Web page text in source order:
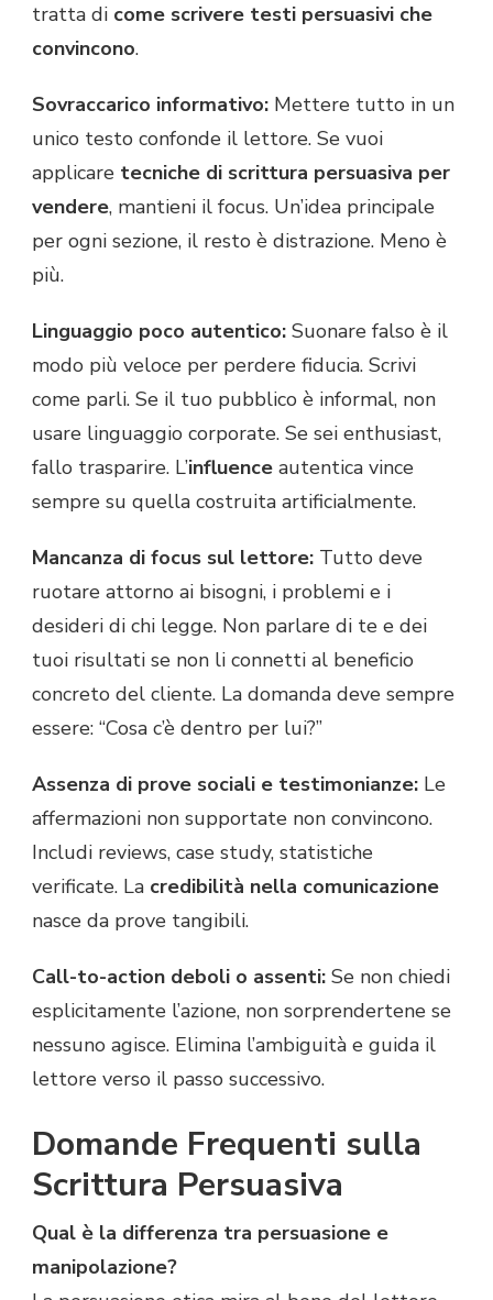
tratta di come scrivere testi persuasivi che
convincono.
Sovraccarico informativo: Mettere tutto in un
unico testo confonde il lettore. Se vuoi
applicare tecniche di scrittura persuasiva per
vendere, mantieni il focus. Un’idea principale
per ogni sezione, il resto è distrazione. Meno è
più.
Linguaggio poco autentico: Suonare falso è il
modo più veloce per perdere fiducia. Scrivi
come parli. Se il tuo pubblico è informal, non
usare linguaggio corporate. Se sei enthusiast,
fallo trasparire. L’influence autentica vince
sempre su quella costruita artificialmente.
Mancanza di focus sul lettore: Tutto deve
ruotare attorno ai bisogni, i problemi e i
desideri di chi legge. Non parlare di te e dei
tuoi risultati se non li connetti al beneficio
concreto del cliente. La domanda deve sempre
essere: “Cosa c’è dentro per lui?”
Assenza di prove sociali e testimonianze: Le
affermazioni non supportate non convincono.
Includi reviews, case study, statistiche
verificate. La credibilità nella comunicazione
nasce da prove tangibili.
Call-to-action deboli o assenti: Se non chiedi
esplicitamente l’azione, non sorprendertene se
nessuno agisce. Elimina l’ambiguità e guida il
lettore verso il passo successivo.
Domande Frequenti sulla
Scrittura Persuasiva
Qual è la differenza tra persuasione e
manipolazione?